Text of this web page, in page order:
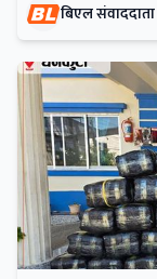
बिएल संवाददाता